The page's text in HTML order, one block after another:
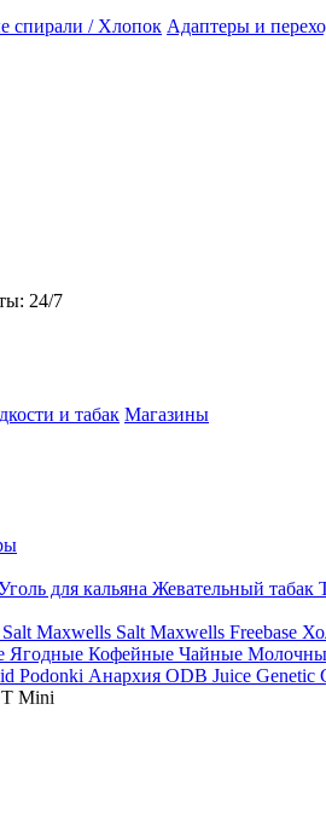
спирали / Хлопок Адаптеры и
24/7
и табак Магазины
для кальяна Жевательный табак
Maxwells Salt Maxwells Freebase
Ягодные Кофейные Чайные
Podonki Анархия ODB Juice Genetic
Mini